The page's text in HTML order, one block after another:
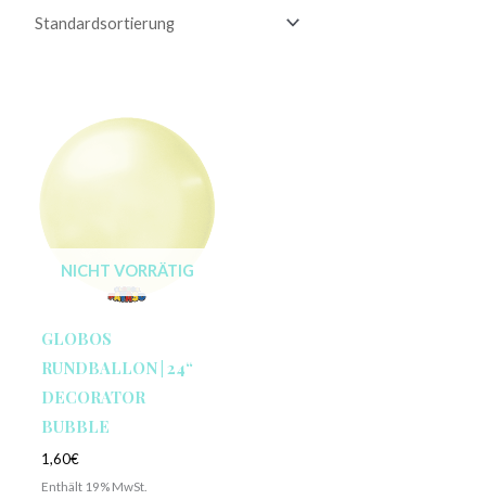
NICHT VORRÄTIG
GLOBOS
RUNDBALLON | 24“
DECORATOR
BUBBLE
1,60€
Enthält 19% MwSt.